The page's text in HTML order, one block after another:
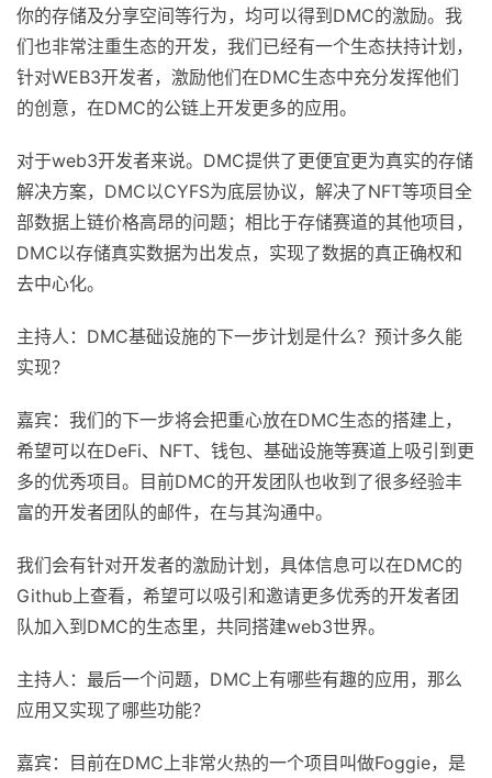
你的存储及分享空间等行为，均可以得到DMC的激励。我
们也非常注重生态的开发，我们已经有一个生态扶持计划，
针对WEB3开发者，激励他们在DMC生态中充分发挥他们
的创意，在DMC的公链上开发更多的应用。
对于web3开发者来说。DMC提供了更便宜更为真实的存储
解决方案，DMC以CYFS为底层协议，解决了NFT等项目全
部数据上链价格高昂的问题；相比于存储赛道的其他项目，
DMC以存储真实数据为出发点，实现了数据的真正确权和
去中心化。
主持人：DMC基础设施的下一步计划是什么？预计多久能
实现？
嘉宾：我们的下一步将会把重心放在DMC生态的搭建上，
希望可以在DeFi、NFT、钱包、基础设施等赛道上吸引到更
多的优秀项目。目前DMC的开发团队也收到了很多经验丰
富的开发者团队的邮件，在与其沟通中。
我们会有针对开发者的激励计划，具体信息可以在DMC的
Github上查看，希望可以吸引和邀请更多优秀的开发者团
队加入到DMC的生态里，共同搭建web3世界。
主持人：最后一个问题，DMC上有哪些有趣的应用，那么
应用又实现了哪些功能？
嘉宾：目前在DMC上非常火热的一个项目叫做Foggie，是